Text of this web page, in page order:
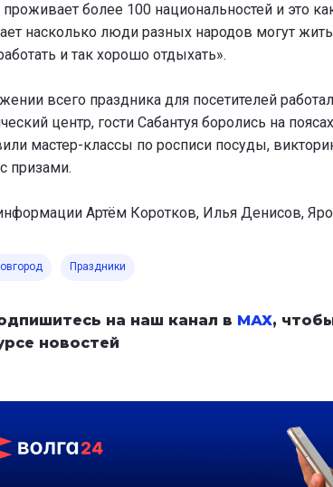
проживает более 100 национальностей и это
насколько люди разных народов могут
и так хорошо отдыхать».
всего праздника для посетителей
центр, гости Сабантуя боролись на
мастер-классы по росписи посуды,
призами.
Артём Коротков, Илья Денисов,
Праздники
на наш канал в МАХ,
новостей